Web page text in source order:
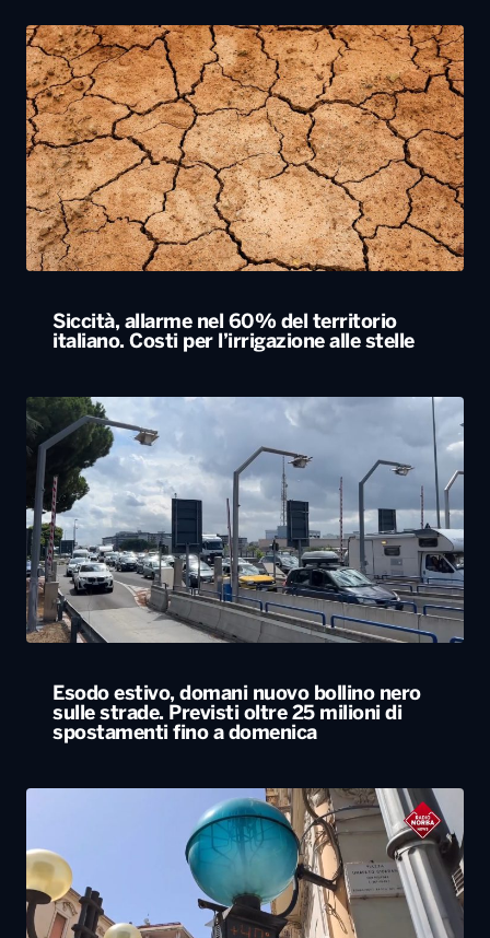
Siccità, allarme nel 60% del territorio
italiano. Costi per l’irrigazione alle stelle
Esodo estivo, domani nuovo bollino nero
sulle strade. Previsti oltre 25 milioni di
spostamenti fino a domenica